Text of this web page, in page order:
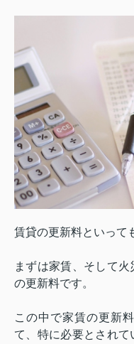
賃貸の更新料といって
まずは家賃、そして
の更新料です。
この中で家賃の更新
て、特に必要とされ